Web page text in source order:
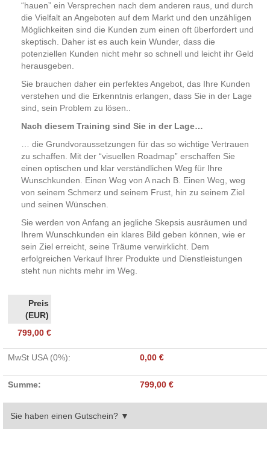
“hauen” ein Versprechen nach dem anderen raus, und durch
die Vielfalt an Angeboten auf dem Markt und den unzähligen
Möglichkeiten sind die Kunden zum einen oft überfordert und
skeptisch. Daher ist es auch kein Wunder, dass die
potenziellen Kunden nicht mehr so schnell und leicht ihr Geld
herausgeben.
Sie brauchen daher ein perfektes Angebot, das Ihre Kunden
verstehen und die Erkenntnis erlangen, dass Sie in der Lage
sind, sein Problem zu lösen..
Nach diesem Training sind Sie in der Lage…
… die Grundvoraussetzungen für das so wichtige Vertrauen
zu schaffen. Mit der “visuellen Roadmap” erschaffen Sie
einen optischen und klar verständlichen Weg für Ihre
Wunschkunden. Einen Weg von A nach B. Einen Weg, weg
von seinem Schmerz und seinem Frust, hin zu seinem Ziel
und seinen Wünschen.
Sie werden von Anfang an jegliche Skepsis ausräumen und
Ihrem Wunschkunden ein klares Bild geben können, wie er
sein Ziel erreicht, seine Träume verwirklicht. Dem
erfolgreichen Verkauf Ihrer Produkte und Dienstleistungen
steht nun nichts mehr im Weg.
799,00 €
MwSt USA (0%): 0,00 €
Summe: 799,00 €
Sie haben einen Gutschein? ▼